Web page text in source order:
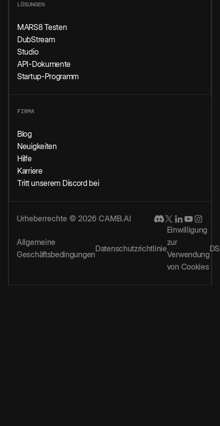
LÖSUNGEN
MARS8 Testen
DubStream
Studio
API-Dokumente
Startup-Programm
FIRMA
Blog
Neuigkeiten
Hilfe
Karriere
Tritt unserem Discord bei
Urheberrechte © 2026 CAMB.AI
Allgemeine
Geschäftsbedingungen
Datenschutzrichtlinie
Einwilligung
zur
Verwendung
von Cookies